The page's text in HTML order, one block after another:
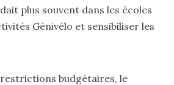
plus souvent dans les écoles
Génivélo et sensibiliser les
restrictions budgétaires, le